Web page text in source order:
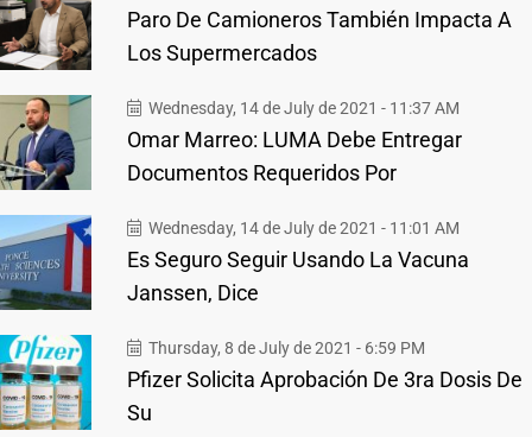
Paro De Camioneros También Impacta A
Los Supermercados
Wednesday, 14 de July de 2021 - 11:37 AM
Omar Marreo: LUMA Debe Entregar
Documentos Requeridos Por
Wednesday, 14 de July de 2021 - 11:01 AM
Es Seguro Seguir Usando La Vacuna
Janssen, Dice
Thursday, 8 de July de 2021 - 6:59 PM
Pfizer Solicita Aprobación De 3ra Dosis De
Su